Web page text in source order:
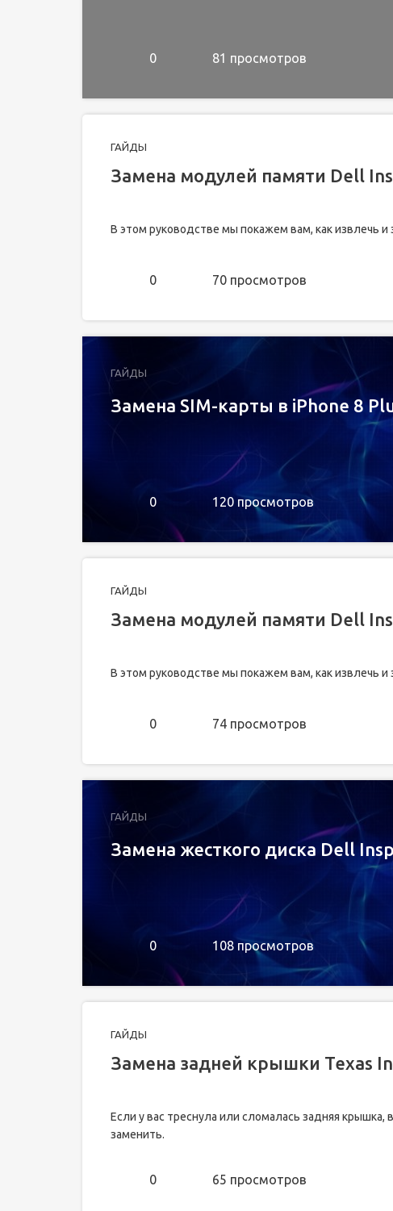
0 81 просмотров
ГАЙДЫ
Замена модулей памяти Dell
В этом руководстве мы покажем вам, как извлечь
0 70 просмотров
ГАЙДЫ
Замена SIM-карты в iPhone 8
0 120 просмотров
ГАЙДЫ
Замена модулей памяти Dell
В этом руководстве мы покажем вам, как извлечь
0 74 просмотров
ГАЙДЫ
Замена жесткого диска Dell
0 108 просмотров
ГАЙДЫ
Замена задней крышки Texas
Если у вас треснула или сломалась задняя крышка,
заменить.
0 65 просмотров